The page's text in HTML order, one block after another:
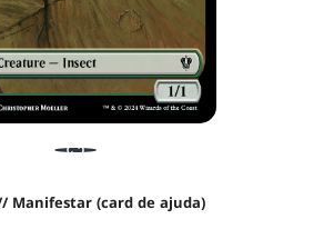
Manifestar (card de ajuda)